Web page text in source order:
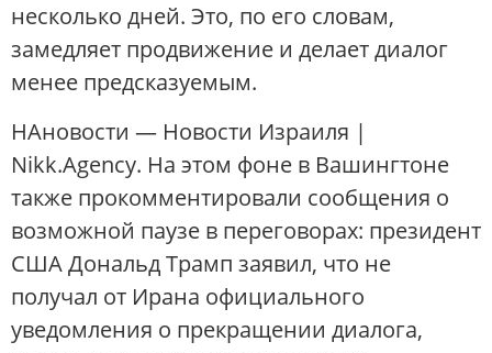
несколько дней. Это, по его словам,
замедляет продвижение и делает диалог
менее предсказуемым.
НАновости — Новости Израиля |
Nikk.Agency. На этом фоне в Вашингтоне
также прокомментировали сообщения о
возможной паузе в переговорах: президент
США Дональд Трамп заявил, что не
получал от Ирана официального
уведомления о прекращении диалога,